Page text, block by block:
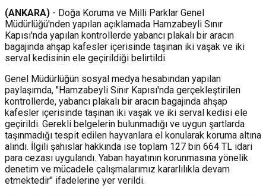
(ANKARA) - Doğa Koruma ve Milli Parklar Genel
Müdürlüğü'nden yapılan açıklamada Hamzabeyli Sınır
Kapısı'nda yapılan kontrollerde yabancı plakalı bir aracın
bagajında ahşap kafesler içerisinde taşınan iki vaşak ve iki
serval kedisinin ele geçirildiği belirtildi.
Genel Müdürlüğün sosyal medya hesabından yapılan
paylaşımda, "Hamzabeyli Sınır Kapısı'nda gerçekleştirilen
kontrollerde, yabancı plakalı bir aracın bagajında ahşap
kafesler içerisinde taşınan iki vaşak ve iki serval kedisi ele
geçirildi. Gerekli belgelerin bulunmadığı ve uygun şartlarda
taşınmadığı tespit edilen hayvanlara el konularak koruma altına
alındı. İlgili şahıslar hakkında ise toplam 127 bin 664 TL idari
para cezası uygulandı. Yaban hayatının korunmasına yönelik
denetim ve mücadele çalışmalarımız kararlılıkla devam
etmektedir" ifadelerine yer verildi.